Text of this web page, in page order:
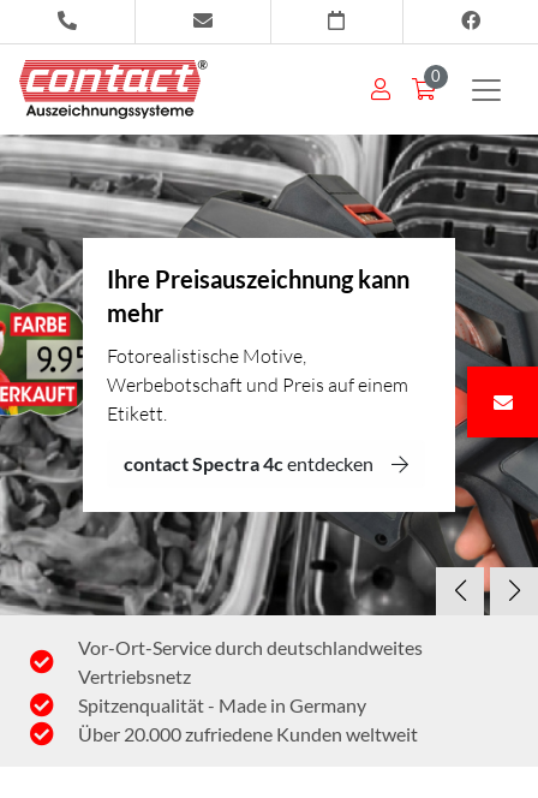
0
Ihre Preisauszeichnung kann
mehr
Fotorealistische Motive,
Werbebotschaft und Preis auf einem
Etikett.
contact Spectra 4centdecken
Vor-Ort-Service durch deutschlandweites
Vertriebsnetz
Spitzenqualität - Made in Germany
Über 20.000 zufriedene Kunden weltweit